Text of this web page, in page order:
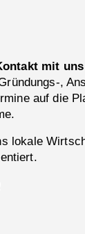
mit
,
auf die
lokale